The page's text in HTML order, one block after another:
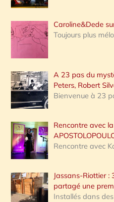
Caroline&Dede
Toujours plus
A 23 pas du
Peters, Robert
Bienvenue à 23
Rencontre avec
Rencontre avec
Jassans-Riottier :
partagé une
Installés dans